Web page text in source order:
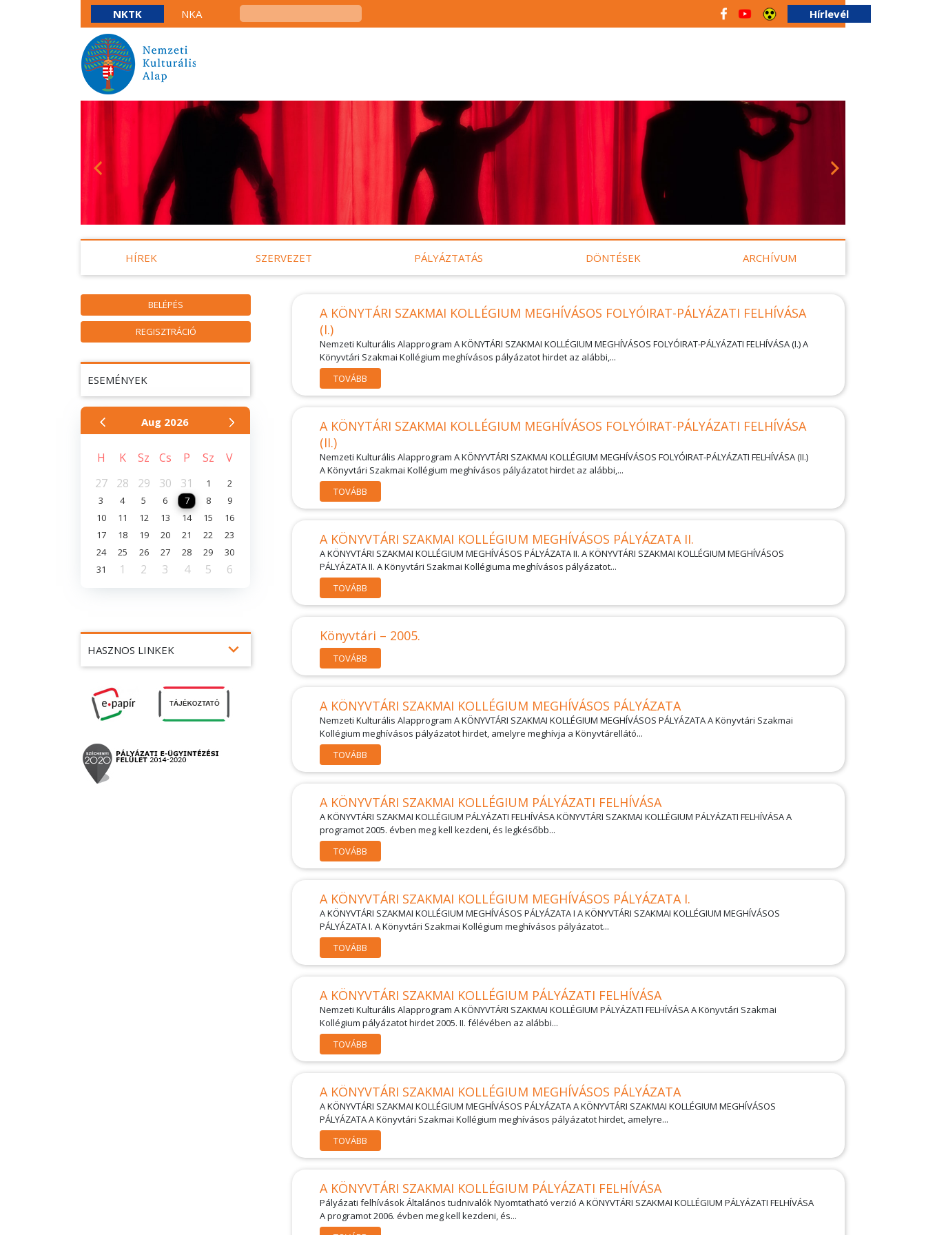
NKTK NKA Hírlevél
HÍREK SZERVEZET PÁLYÁZTATÁS DÖNTÉSEK ARCHÍVUM
BELÉPÉS
REGISZTRÁCIÓ
HASZNOS LINKEK expand_more
ESEMÉNYEK
Aug 2026
H K Sz Cs P Sz
V
27
28 29 30 31 1
2
3
4 5 6 7 8
9
10
11 12 13 14 15
16
17
18 19 20 21 22
23
24
25 26 27 28 29
30
31
1 2 3 4 5 6
A KÖNYTÁRI SZAKMAI KOLLÉGIUM MEGHÍVÁSOS FOLYÓIRAT-PÁLYÁZATI FELHÍVÁSA
(I.)
Nemzeti Kulturális Alapprogram A KÖNYTÁRI SZAKMAI KOLLÉGIUM MEGHÍVÁSOS FOLYÓIRAT-PÁLYÁZATI FELHÍVÁSA (I.) A
Könyvtári Szakmai Kollégium meghívásos pályázatot hirdet az alábbi,...
TOVÁBB
A KÖNYTÁRI SZAKMAI KOLLÉGIUM MEGHÍVÁSOS FOLYÓIRAT-PÁLYÁZATI FELHÍVÁSA
(II.)
Nemzeti Kulturális Alapprogram A KÖNYVTÁRI SZAKMAI KOLLÉGIUM MEGHÍVÁSOS FOLYÓIRAT-PÁLYÁZATI FELHÍVÁSA (II.)
A Könyvtári Szakmai Kollégium meghívásos pályázatot hirdet az alábbi,...
TOVÁBB
A KÖNYVTÁRI SZAKMAI KOLLÉGIUM MEGHÍVÁSOS PÁLYÁZATA II.
A KÖNYVTÁRI SZAKMAI KOLLÉGIUM MEGHÍVÁSOS PÁLYÁZATA II. A KÖNYVTÁRI SZAKMAI KOLLÉGIUM MEGHÍVÁSOS
PÁLYÁZATA II. A Könyvtári Szakmai Kollégiuma meghívásos pályázatot...
TOVÁBB
Könyvtári – 2005.
TOVÁBB
A KÖNYVTÁRI SZAKMAI KOLLÉGIUM MEGHÍVÁSOS PÁLYÁZATA
Nemzeti Kulturális Alapprogram A KÖNYVTÁRI SZAKMAI KOLLÉGIUM MEGHÍVÁSOS PÁLYÁZATA A Könyvtári Szakmai
Kollégium meghívásos pályázatot hirdet, amelyre meghívja a Könyvtárellátó...
TOVÁBB
A KÖNYVTÁRI SZAKMAI KOLLÉGIUM PÁLYÁZATI FELHÍVÁSA
A KÖNYVTÁRI SZAKMAI KOLLÉGIUM PÁLYÁZATI FELHÍVÁSA KÖNYVTÁRI SZAKMAI KOLLÉGIUM PÁLYÁZATI FELHÍVÁSA A
programot 2005. évben meg kell kezdeni, és legkésőbb...
TOVÁBB
A KÖNYVTÁRI SZAKMAI KOLLÉGIUM MEGHÍVÁSOS PÁLYÁZATA I.
A KÖNYVTÁRI SZAKMAI KOLLÉGIUM MEGHÍVÁSOS PÁLYÁZATA I A KÖNYVTÁRI SZAKMAI KOLLÉGIUM MEGHÍVÁSOS
PÁLYÁZATA I. A Könyvtári Szakmai Kollégium meghívásos pályázatot...
TOVÁBB
A KÖNYVTÁRI SZAKMAI KOLLÉGIUM PÁLYÁZATI FELHÍVÁSA
Nemzeti Kulturális Alapprogram A KÖNYVTÁRI SZAKMAI KOLLÉGIUM PÁLYÁZATI FELHÍVÁSA A Könyvtári Szakmai
Kollégium pályázatot hirdet 2005. II. félévében az alábbi...
TOVÁBB
A KÖNYVTÁRI SZAKMAI KOLLÉGIUM MEGHÍVÁSOS PÁLYÁZATA
A KÖNYVTÁRI SZAKMAI KOLLÉGIUM MEGHÍVÁSOS PÁLYÁZATA A KÖNYVTÁRI SZAKMAI KOLLÉGIUM MEGHÍVÁSOS
PÁLYÁZATA A Könyvtári Szakmai Kollégium meghívásos pályázatot hirdet, amelyre...
TOVÁBB
A KÖNYVTÁRI SZAKMAI KOLLÉGIUM PÁLYÁZATI FELHÍVÁSA
Pályázati felhívások Általános tudnivalók Nyomtatható verzió A KÖNYVTÁRI SZAKMAI KOLLÉGIUM PÁLYÁZATI FELHÍVÁSA
A programot 2006. évben meg kell kezdeni, és...